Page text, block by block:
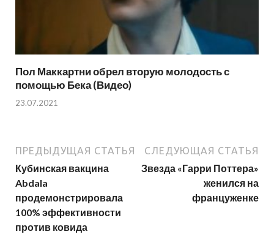
Пол Маккартни обрел вторую молодость с
помощью Бека (Видео)
23.07.2021
ПРЕДЫДУЩАЯ СТАТЬЯ
Кубинская вакцина
Abdala
продемонстрировала
100% эффективности
против ковида
СЛЕДУЮЩАЯ СТАТЬЯ
Звезда «Гарри Поттера»
женился на
француженке